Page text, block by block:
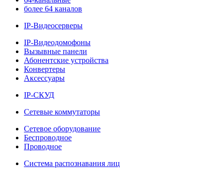
более 64 каналов
IP-Видеосерверы
IP-Видеодомофоны
Вызывные панели
Абонентские устройства
Конвертеры
Аксессуары
IP-СКУД
Сетевые коммутаторы
Сетевое оборудование
Беспроводное
Проводное
Система распознавания лиц